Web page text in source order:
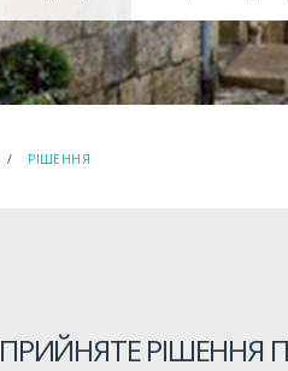
РІШЕННЯ
ПРИЙНЯТЕ РІШЕННЯ